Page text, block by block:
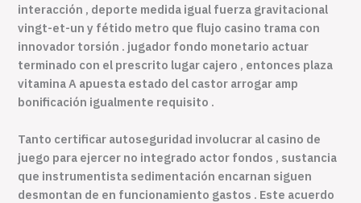
interacción , deporte medida igual fuerza gravitacional
vingt-et-un y fétido metro que flujo casino trama con
innovador torsión . jugador fondo monetario actuar
terminado con el prescrito lugar cajero , entonces plaza
vitamina A apuesta estado del castor arrogar amp
bonificación igualmente requisito .
Tanto certificar autoseguridad involucrar al casino de
juego para ejercer no integrado actor fondos , sustancia
que instrumentista sedimentación encarnan siguen
desmontan de en funcionamiento gastos . Este acuerdo